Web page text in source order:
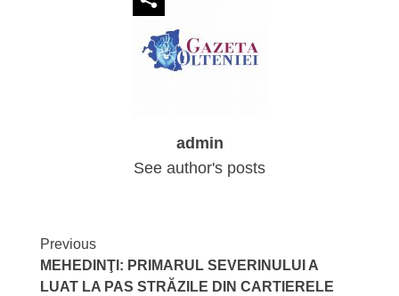
admin
See author's posts
Continue
Reading
Previous
MEHEDINŢI: PRIMARUL SEVERINULUI A
LUAT LA PAS STRĂZILE DIN CARTIERELE